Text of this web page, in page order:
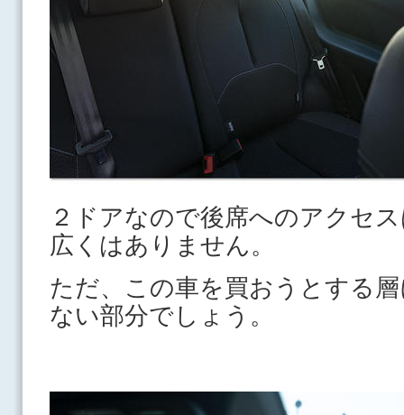
２ドアなので後席へのアクセ
広くはありません。
ただ、この車を買おうとする
ない部分でしょう。